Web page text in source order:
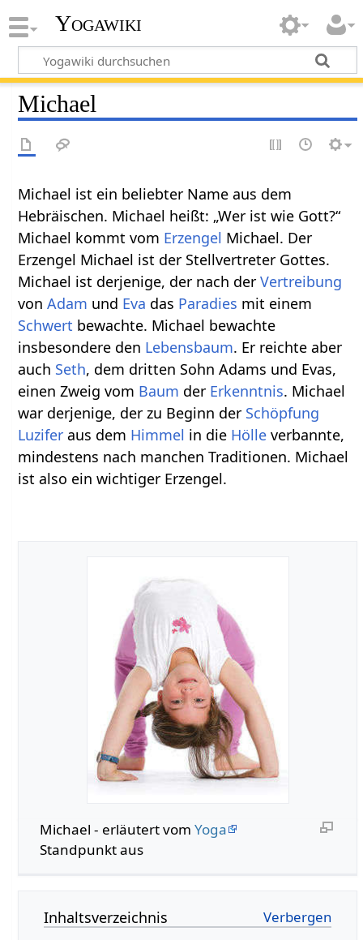
Yogawiki
Michael
Michael ist ein beliebter Name aus dem
Hebräischen. Michael heißt: „Wer ist wie Gott?“
Michael kommt vom Erzengel Michael. Der
Erzengel Michael ist der Stellvertreter Gottes.
Michael ist derjenige, der nach derVertreibung
vonAdam und Eva das Paradies mit einem
Schwert bewachte. Michael bewachte
insbesondere den Lebensbaum. Er reichte aber
auch Seth, dem dritten Sohn Adams und Evas,
einen Zweig vom Baum der Erkenntnis. Michael
war derjenige, der zu Beginn der Schöpfung
Luzifer aus dem Himmel in die Hölle verbannte,
mindestens nach manchen Traditionen. Michael
ist also ein wichtiger Erzengel.
Michael - erläutert vom Yoga
Standpunkt aus
Inhaltsverzeichnis